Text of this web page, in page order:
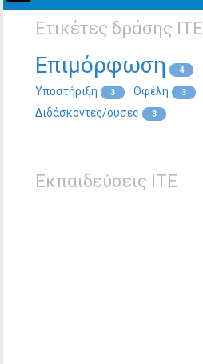
Ετικέτες δράσης ΙΤΕ
Επιμόρφωση 4
Υποστήριξη 3 Οφέλη 3
Διδάσκοντες/ουσες 3
Εκπαιδεύσεις ΙΤΕ